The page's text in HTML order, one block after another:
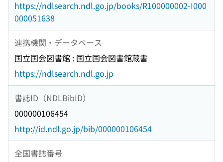
https://ndlsearch.ndl.go.jp/books/R100000002-I000
000051638
連携機関・データベース
国立国会図書館 : 国立国会図書館蔵書
https://ndlsearch.ndl.go.jp
書誌ID（NDLBibID）
000000106454
http://id.ndl.go.jp/bib/000000106454
全国書誌番号